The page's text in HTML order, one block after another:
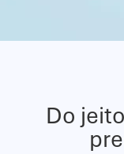
Do